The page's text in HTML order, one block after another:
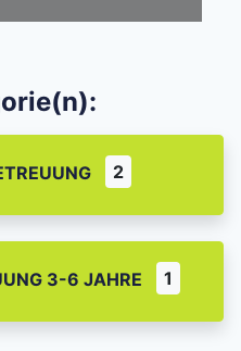
2
3-6 JAHRE 1